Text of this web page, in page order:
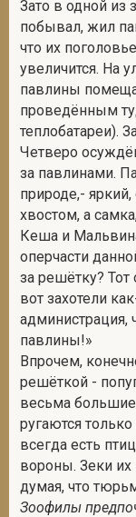
Зато в одной из
побывал, жил
что их
увеличится. На
павлины
проведённым
теплобатареи).
Четверо
за павлинами.
природе,-
хвостом, а
Кеша и
оперчасти
за решётку? Тот
вот захотели
администрация,
павлины!»
Впрочем,
решёткой -
весьма
ругаются
всегда есть
вороны. Зеки
думая, что
Зоофилы